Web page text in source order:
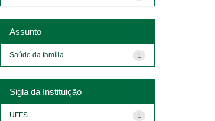
Assunto
1
Saúde da família
Sigla da Instituição
1
UFFS